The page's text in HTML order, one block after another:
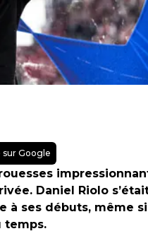
Google
Daniel Riolo
à ses débuts, même
temps.